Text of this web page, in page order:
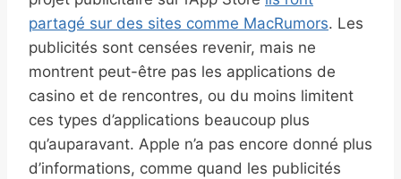
partagé sur des sites comme MacRumors. Les
publicités sont censées revenir, mais ne
montrent peut-être pas les applications de
casino et de rencontres, ou du moins limitent
ces types d’applications beaucoup plus
qu’auparavant. Apple n’a pas encore donné plus
d’informations, comme quand les publicités